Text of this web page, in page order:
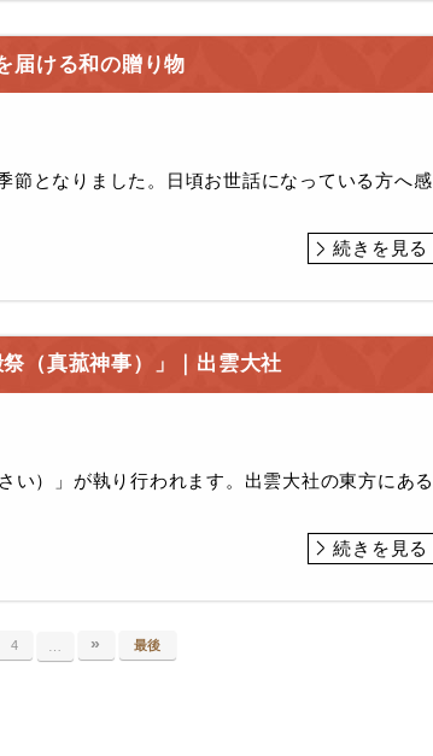
届ける和の贈り物
節となりました。日頃お世話になっている方へ感
続きを見る
（真菰神事）」｜出雲大社
い）」が執り行われます。出雲大社の東方にある
続きを見る
4 » 最後